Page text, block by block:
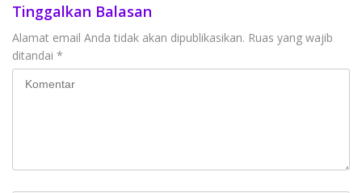
Tinggalkan Balasan
Alamat email Anda tidak akan dipublikasikan. Ruas yang wajib
ditandai *